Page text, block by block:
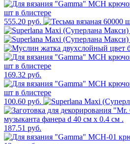
555.20 руб.
169.32 руб.
100.60 руб.
187.51 руб.